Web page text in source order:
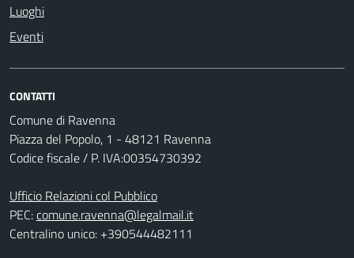
Luoghi
Eventi
CONTATTI
Comune di Ravenna
Piazza del Popolo, 1 - 48121 Ravenna
Codice fiscale / P. IVA:00354730392
Ufficio Relazioni col Pubblico
PEC:comune.ravenna@legalmail.it
Centralino unico: +390544482111